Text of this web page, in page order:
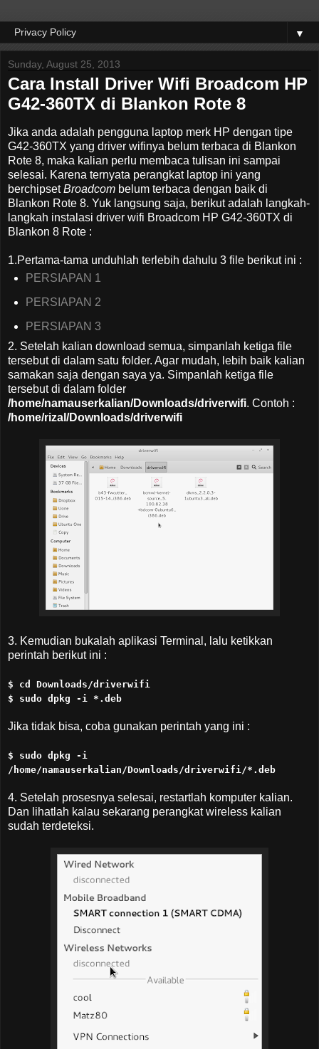
▼
Sunday, August 25, 2013
Cara Install Driver Wifi Broadcom HP
G42-360TX di Blankon Rote 8
Jika anda adalah pengguna laptop merk HP dengan tipe
G42-360TX yang driver wifinya belum terbaca di Blankon
Rote 8, maka kalian perlu membaca tulisan ini sampai
selesai. Karena ternyata perangkat laptop ini yang
berchipsetBroadcom belum terbaca dengan baik di
Blankon Rote 8. Yuk langsung saja, berikut adalah langkah-
langkah instalasi driver wifi Broadcom HP G42-360TX di
Blankon 8 Rote :
1.Pertama-tama unduhlah terlebih dahulu 3 file berikut ini :
PERSIAPAN 1
PERSIAPAN 2
PERSIAPAN 3
2. Setelah kalian download semua, simpanlah ketiga file
tersebut di dalam satu folder. Agar mudah, lebih baik kalian
samakan saja dengan saya ya. Simpanlah ketiga file
tersebut di dalam folder
/home/namauserkalian/Downloads/driverwifi. Contoh :
/home/rizal/Downloads/driverwifi
3. Kemudian bukalah aplikasi Terminal, lalu ketikkan
perintah berikut ini :
$ cd Downloads/driverwifi
$ sudo dpkg -i *.deb
Jika tidak bisa, coba gunakan perintah yang ini :
$ sudo dpkg -i
/home/namauserkalian/Downloads/driverwifi/*.deb
4. Setelah prosesnya selesai, restartlah komputer kalian.
Dan lihatlah kalau sekarang perangkat wireless kalian
sudah terdeteksi.